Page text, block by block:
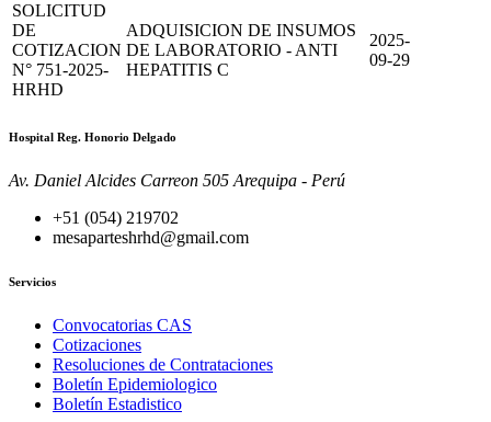
SOLICITUD
DE
COTIZACION
N° 751-2025-
HRHD
ADQUISICION DE INSUMOS
DE LABORATORIO - ANTI
HEPATITIS C
2025-
09-29
Hospital Reg. Honorio Delgado
Av. Daniel Alcides Carreon 505 Arequipa - Perú
+51 (054) 219702
mesaparteshrhd@gmail.com
Servicios
Convocatorias CAS
Cotizaciones
Resoluciones de Contrataciones
Boletín Epidemiologico
Boletín Estadistico